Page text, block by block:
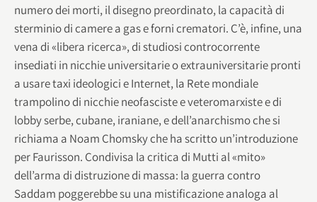
numero dei morti, il disegno preordinato, la capacità di
sterminio di camere a gas e forni crematori. C’è, infine, una
vena di «libera ricerca», di studiosi controcorrente
insediati in nicchie universitarie o extrauniversitarie pronti
a usare taxi ideologici e Internet, la Rete mondiale
trampolino di nicchie neofasciste e veteromarxiste e di
lobby serbe, cubane, iraniane, e dell’anarchismo che si
richiama a Noam Chomsky che ha scritto un’introduzione
per Faurisson. Condivisa la critica di Mutti al «mito»
dell’arma di distruzione di massa: la guerra contro
Saddam poggerebbe su una mistificazione analoga al